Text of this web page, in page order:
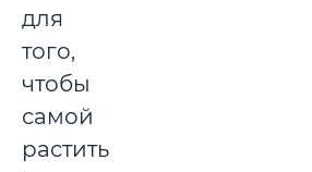
для
того,
чтобы
самой
растить